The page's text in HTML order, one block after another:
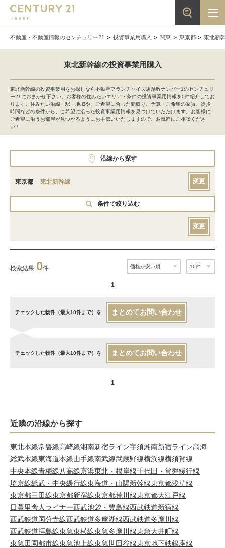
不動産・不動産情報のセンチュリー21 投資事業用購入 関東 東京都 東北新
東北新幹線の投資事業用購入
東北新幹線の投資事業用をお探しなら不動産フランチャイズ店舗数ナンバー1のセンチュリ
ー21におまかせ下さい。お客様の住みたいエリア・条件の投資事業用情報を0件紹介してお
ります。住みたい沿線・駅・地域や、ご希望に合った間取り、予算・ご希望の家賃、徒歩
時間などの条件から、ご希望に沿った投資事業用情報を見つけていただけます。お客様に
ご希望に沿うお部屋が見つかるようにお手伝いいたしますので、お気軽にご相談くださ
い！
沿線から探す
東京都 東北新幹線 変更
条件で絞り込む
変更
検索結果 0件
1
チェックした物件（最大10件まで）を まとめてお問い合わせ
チェックした物件（最大10件まで）を まとめてお問い合わせ
1
近隣の沿線から探す
東北本線常磐線高崎線湘南新宿ライン宇須湘南新宿ライン高海
総武本線東海道本線山手線南武線武蔵野線横浜線横須賀線
中央本線青梅線八高線京浜東北・根岸線千代田・常磐緩行線
埼京線総武・中央緩行線東海道・山陽新幹線東京都浅草線
東京都三田線東京都新宿線東京都荒川線東京都大江戸線
日暮里舎人ライナー西武池袋・豊島線西武鉄道新宿線
西武鉄道国分寺線西武鉄道多摩湖線西武鉄道多摩川線
西武鉄道拝島線東急東横線東急多摩川線東急大井町線
東急田園都市線東急池上線東急世田谷線東京地下鉄銀座線